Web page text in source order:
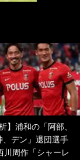
】浦和の「阿部、
、デン」退団選手
川周作「シャーレ